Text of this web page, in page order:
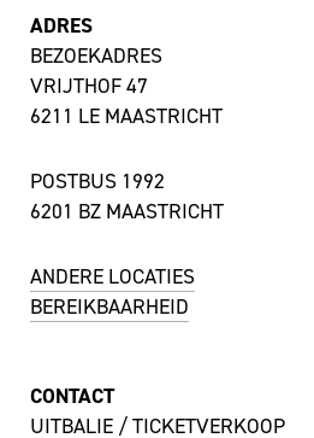
ADRES
BEZOEKADRES
VRIJTHOF 47
6211 LE MAASTRICHT
POSTBUS 1992
6201 BZ MAASTRICHT
ANDERE LOCATIES
BEREIKBAARHEID
CONTACT
UITBALIE / TICKETVERKOOP